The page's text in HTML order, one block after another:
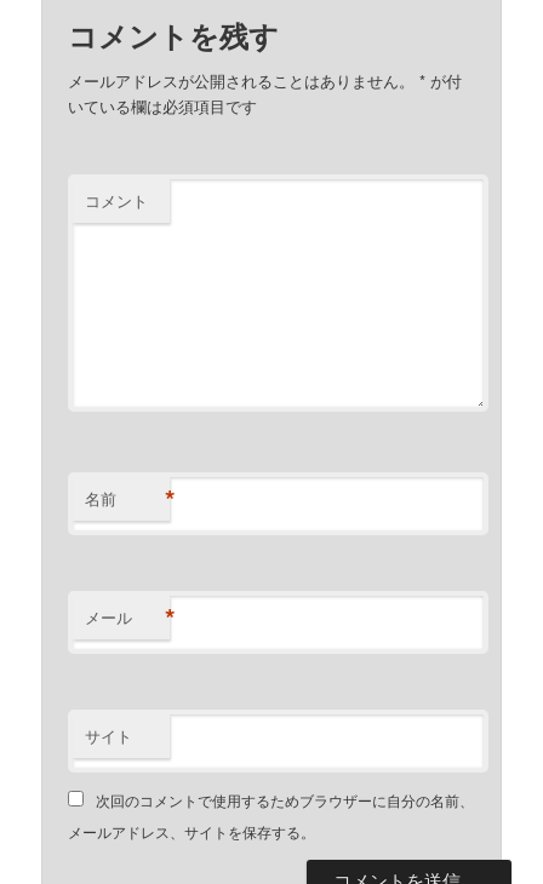
コメントを残す
メールアドレスが公開されることはありません。 * が付
いている欄は必須項目です
コメント
名前 *
メール *
サイト
次回のコメントで使用するためブラウザーに自分の名前、
メールアドレス、サイトを保存する。